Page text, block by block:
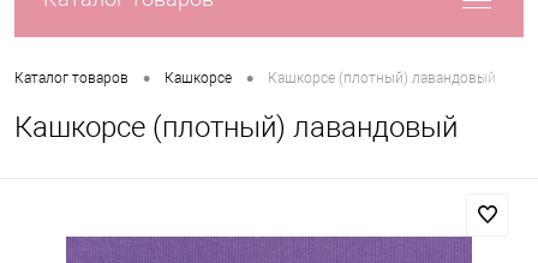
Каталог товаров • Кашкорсе • Кашкорсе (плотный) лавандовый
Кашкорсе (плотный) лавандовый